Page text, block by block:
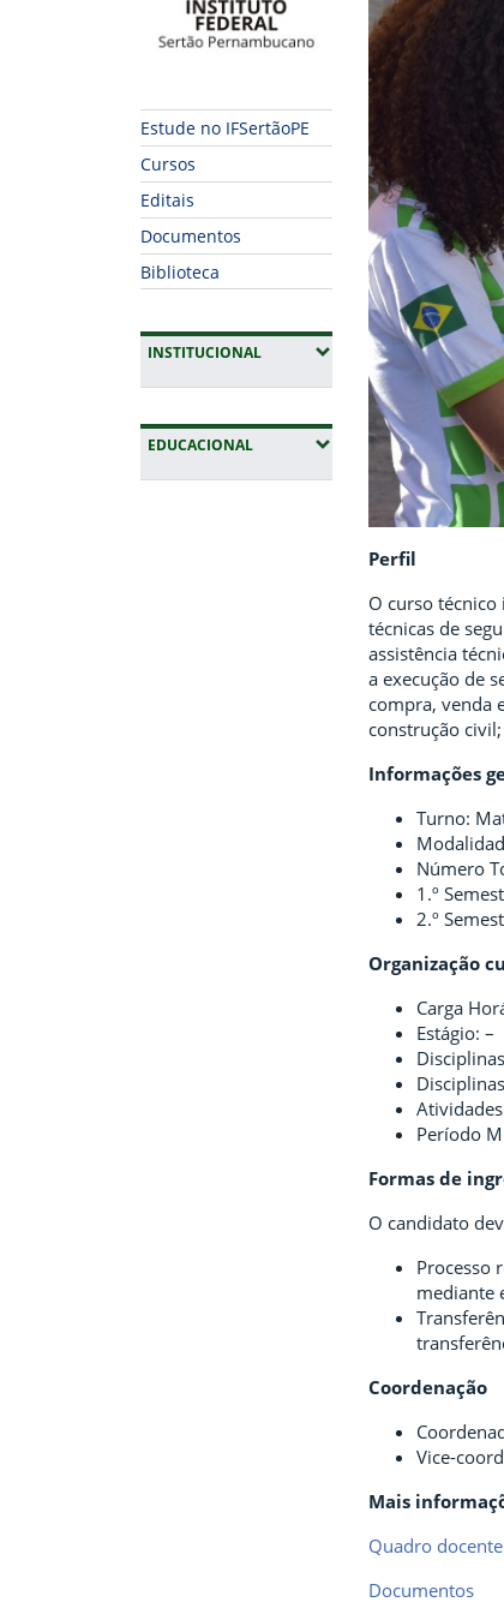
Estude no IFSertãoPE
Cursos
Editais
Documentos
Biblioteca
INSTITUCIONAL(EXPANDIR SUBMENUS)
EDUCACIONAL(EXPANDIR SUBMENUS)
Perfil
O curso
técnicas de
assistência
a execução de
compra, venda
construção
Informações
Turno:
Número
1.º
2.º
Organização
Carga
Estágio: –
Período
Formas de
O candidato
Processo
mediante
Coordenação
Vice-
Mais
Quadro docente
Documentos